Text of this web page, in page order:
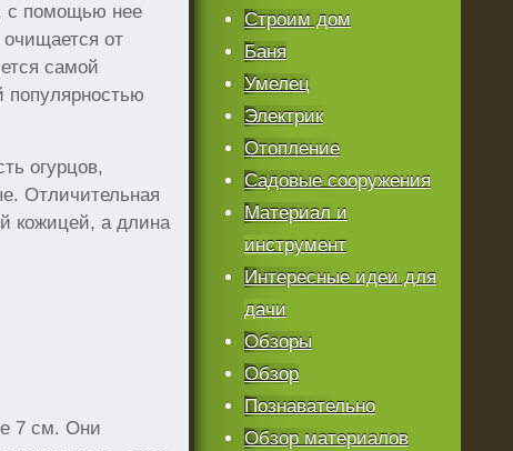
с помощью нее
от
самой
популярностью
огурцов,
Отличительная
кожицей, а длина
7 см. Они
Строим дом
Баня
Умелец
Электрик
Отопление
Садовые сооружения
Материал и
инструмент
Интересные идеи для
дачи
Обзоры
Обзор
Познавательно
Обзор материалов